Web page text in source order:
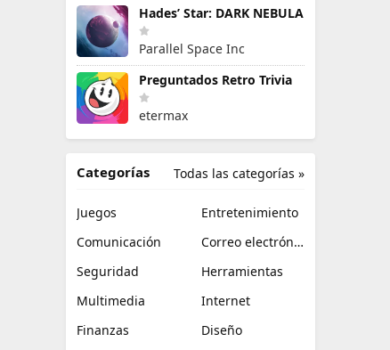
Hades’ Star: DARK NEBULA
Parallel Space Inc
Preguntados Retro Trivia
etermax
Todas las categorías »
Categorías
Juegos
Entretenimiento
Comunicación
Correo electrónico
Seguridad
Herramientas
Multimedia
Internet
Finanzas
Diseño